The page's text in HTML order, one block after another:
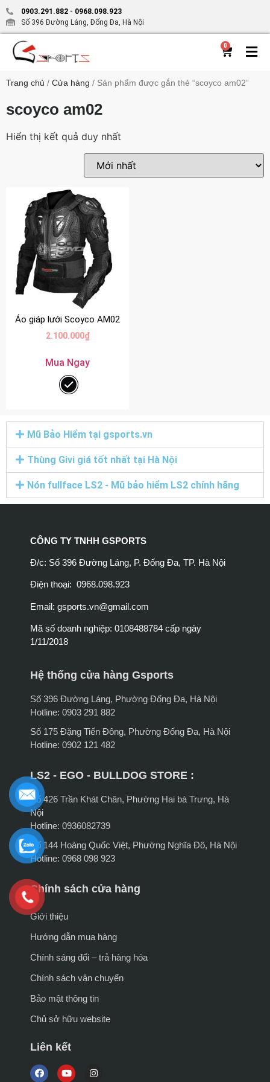
0903.291.882 - 0968.098.923
Số 396 Đường Láng, Đống Đa, Hà Nội
0
Trang chủ / Cửa hàng / Sản phẩm được gắn thẻ “scoyco am02”
scoyco am02
Hiển thị kết quả duy nhất
Áo giáp lưới Scoyco AM02
2.100.000₫
Mua Ngay
Mũ Bảo Hiểm tại gsports.vn
Thùng Givi giá tốt nhất tại Hà Nội
Nón fullface LS2 - Mũ bảo hiểm LS2 chính hãng
CÔNG TY TNHH GSPORTS
Đ/c: Số 396 Đường Láng, P. Đống Đa, TP. Hà Nội
Điện thoại: 0968.098.923
Email: gsports.vn@gmail.com
Mã số doanh nghiệp: 0108488784 cấp ngày
1/11/2018
Hệ thống cửa hàng Gsports
Số 396 Đường Láng, Phường Đống Đa, Hà Nội
Hotline: 0903 291 882
Số 175 Đặng Tiến Đông, Phường Đống Đa, Hà Nội
Hotline: 0902 121 482
LS2 - EGO - BULLDOG STORE :
Số 426 Trần Khát Chân, Phường Hai bà Trưng, Hà
Nội
Hotline: 0936082739
Số 144 Hoàng Quốc Việt, Phường Nghĩa Đô, Hà Nội
Hotline: 0968 098 923
Chính sách cửa hàng
Giới thiệu
Hướng dẫn mua hàng
Chính sáng đổi – trả hàng hóa
Chính sách vận chuyển
Bảo mật thông tin
Chủ sở hữu website
Liên kết